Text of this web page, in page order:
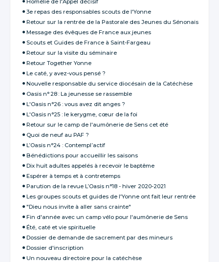
3e repas des responsables scouts de l'Yonne
Retour sur la rentrée de la Pastorale des Jeunes du Sénonais
Message des évêques de France aux jeunes
Scouts et Guides de France à Saint-Fargeau
Retour sur la visite du séminaire
Retour Together Yonne
Le caté, y avez-vous pensé ?
Nouvelle responsable du service diocésain de la Catéchèse
Oasis n° 28 : La jeunesse se rassemble
L'Oasis n°26 : vous avez dit anges ?
L'Oasis n°25 : le kerygme, cœur de la foi
Retour sur le camp de l'aumônerie de Sens cet été
Quoi de neuf au PAF ?
L’Oasis n°24 : Contempl’actif
Bénédictions pour accueillir les saisons
Dix huit adultes appelés à recevoir le baptême
Espérer à temps et à contretemps
Parution de la revue L’Oasis n°18 - hiver 2020-2021
Les groupes scouts et guides de l'Yonne ont fait leur rentrée
"Dieu nous invite à aller sans crainte"
Fin d'année avec un camp vélo pour l'aumônerie de Sens
Été, caté et vie spirituelle
Dossier de demande de sacrement par des mineurs
Dossier d'inscription
Un nouveau directoire pour la catéchèse